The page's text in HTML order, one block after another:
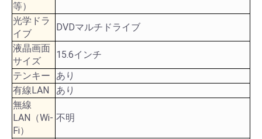
等）
光学ドラ
イブ
DVDマルチドライブ
液晶画面
サイズ
15.6インチ
テンキー
あり
有線LAN
あり
無線
LAN（Wi-
Fi）
不明